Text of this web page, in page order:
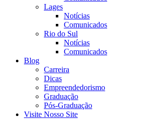
Lages
Notícias
Comunicados
Rio do Sul
Notícias
Comunicados
Blog
Carreira
Dicas
Empreendedorismo
Graduação
Pós-Graduação
Visite Nosso Site